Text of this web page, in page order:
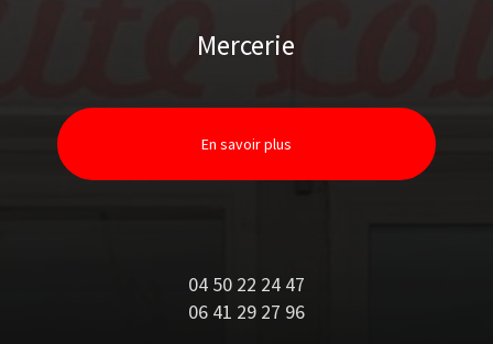
Mercerie
En savoir plus
04 50 22 24 47
06 41 29 27 96